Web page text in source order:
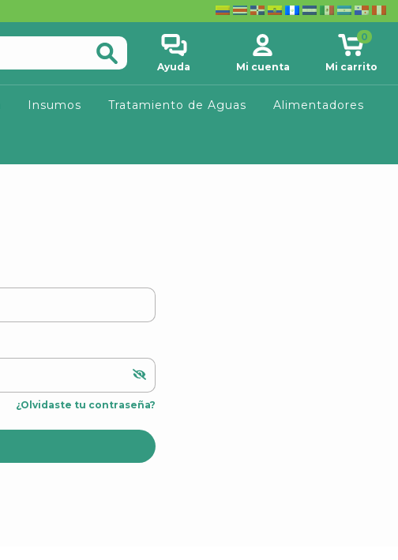
Ayuda Mi cuenta Mi carrito
0
Insumos Tratamiento de Aguas Alimentadores
¿Olvidaste tu contraseña?